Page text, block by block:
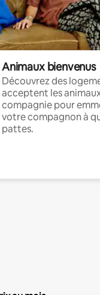
Animaux bienvenus
Découvrez des
acceptent les
compagnie pour
votre compagnon à
pattes.